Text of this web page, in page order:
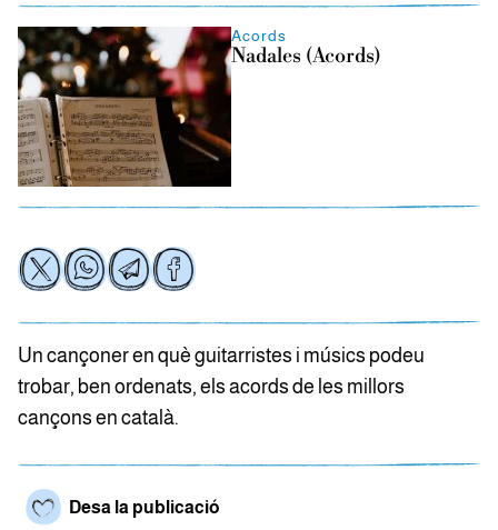
Acords
Nadales (Acords)
Un cançoner en què guitarristes i músics podeu
trobar, ben ordenats, els acords de les millors
cançons en català.
Desa la publicació